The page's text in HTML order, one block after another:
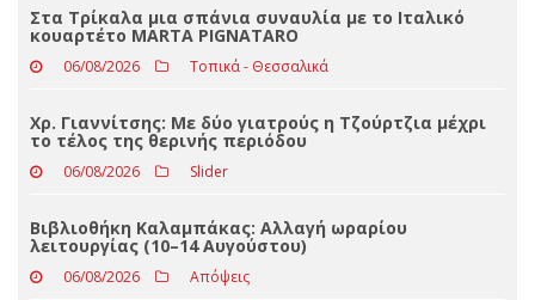
ΤΕΛΕΥΤΑΊΑ ΝΈΑ
Στα Τρίκαλα μια σπάνια συναυλία με το Ιταλικό
κουαρτέτο MARTA PIGNATARO
06/08/2026 Τοπικά - Θεσσαλικά
Χρ. Γιαννίτσης: Με δύο γιατρούς η Τζούρτζια μέχρι
το τέλος της θερινής περιόδου
06/08/2026 Slider